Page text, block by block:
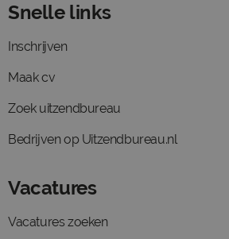
Snelle links
Inschrijven
Maak cv
Zoek uitzendbureau
Bedrijven op Uitzendbureau.nl
Vacatures
Vacatures zoeken